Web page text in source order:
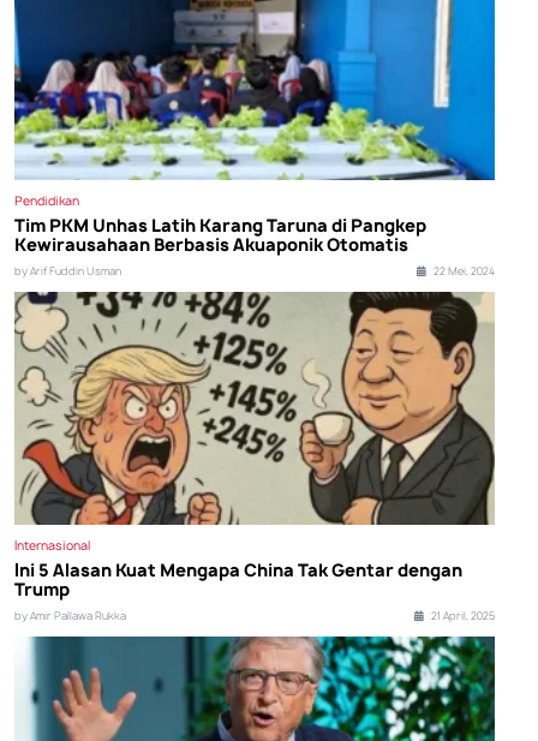
Pendidikan
Tim PKM Unhas Latih Karang Taruna di Pangkep
Kewirausahaan Berbasis Akuaponik Otomatis
by Arif Fuddin Usman 22 Mei, 2024
Internasional
Ini 5 Alasan Kuat Mengapa China Tak Gentar dengan
Trump
by Amir Pallawa Rukka 21 April, 2025